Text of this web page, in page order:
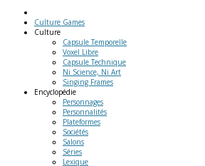
Culture Games
Culture
Capsule Temporelle
Voxel Libre
Capsule Technique
Ni Science, Ni Art
Singing Frames
Encyclopédie
Personnages
Personnalités
Plateformes
Sociétés
Salons
Séries
Lexique